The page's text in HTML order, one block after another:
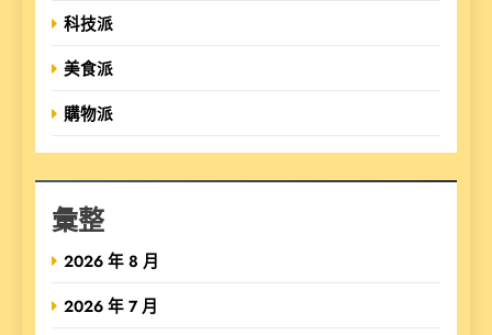
科技派
美食派
購物派
彙整
2026 年 8 月
2026 年 7 月